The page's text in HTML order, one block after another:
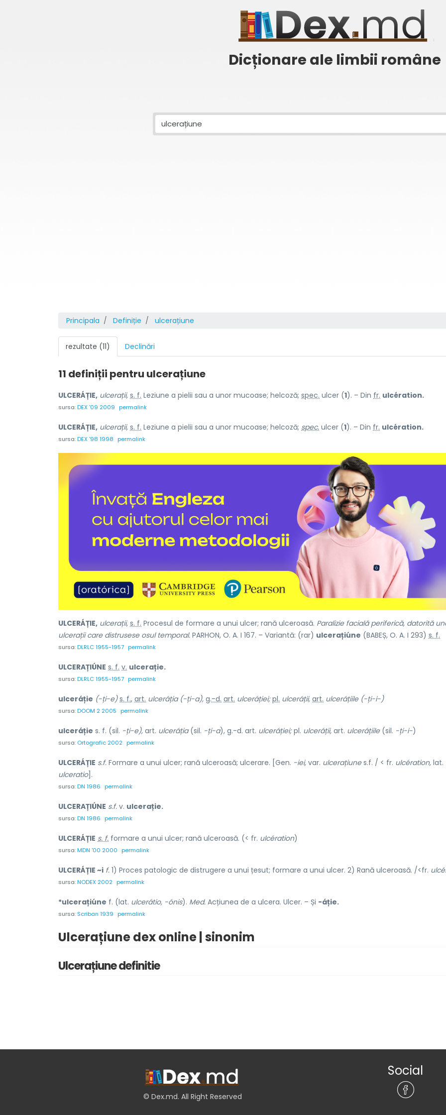
Dicționare ale limbii române
Principala Definiție ulcerațiune
rezultate (11) Declinări
11 definiții pentru ulcerațiune
ULCERÁȚIE, ulcerații, s. f. Leziune a pielii sau a unor mucoase; helcoză; spec. ulcer (1). – Din fr. ulcération.
sursa:DEX '09 2009 permalink
ULCERÁȚIE, ulcerații, s. f. Leziune a pielii sau a unor mucoase; helcoză; spec. ulcer (1). – Din fr. ulcération.
sursa:DEX '98 1998 permalink
ULCERÁȚIE, ulcerații, s. f. Procesul de formare a unui ulcer; rană ulceroasă. Paralizie facială periferică, datorită
ulcerații care distrusese osul temporal. PARHON, O. A. I 167. – Variantă: (rar) ulcerațiúne (BABEȘ, O. A. I 293) s. f.
sursa:DLRLC 1955-1957 permalink
ULCERAȚIÚNE s. f. v. ulcerație.
sursa:DLRLC 1955-1957 permalink
ulceráție (-ți-e) s. f., art. ulceráția (-ți-a), g.-d. art. ulceráției; pl. ulceráții, art. ulceráțiile (-ți-i-)
sursa:DOOM 2 2005 permalink
ulceráție s. f. (sil. -ți-e), art. ulceráția(sil. -ți-a), g.-d. art. ulceráției;pl. ulceráții, art. ulceráțiile(sil. -ți-i-)
sursa: Ortografic 2002 permalink
ULCERÁȚIE s.f. Formare a unui ulcer; rană ulceroasă; ulcerare. [Gen. -iei, var. ulcerațiunes.f. / < fr. ulcération, lat.
ulceratio].
sursa:DN 1986 permalink
ULCERAȚIÚNE s.f. v. ulcerație.
sursa:DN 1986 permalink
ULCERÁȚIE s. f. formare a unui ulcer; rană ulceroasă. (< fr. ulcération)
sursa:MDN '00 2000 permalink
ULCERÁȚIE ~i f. 1) Proces patologic de distrugere a unui țesut; formare a unui ulcer. 2) Rană ulceroasă. /<fr.
sursa:NODEX 2002 permalink
*ulcerațiúne f. (lat. ulcerátio, -ónis). Med. Acțiunea de a ulcera. Ulcer. – Și -áție.
sursa: Scriban 1939 permalink
Ulcerațiune dex online | sinonim
Ulcerațiune definitie
© Dex.md. All Right Reserved
Social